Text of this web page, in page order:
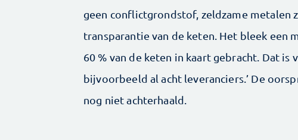
geen conflictgrondstof, zeldzame metalen
transparantie van de keten. Het bleek een
60 % van de keten in kaart gebracht. Dat
bijvoorbeeld al acht leveranciers.’ De
nog niet achterhaald.